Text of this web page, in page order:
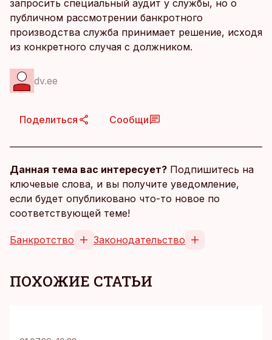
запросить специальный аудит у службы, но о
публичном рассмотрении банкротного
производства служба принимает решение, исходя
из конкретного случая с должником.
dv.ee
Поделиться Сообщи
Данная тема вас интересует? Подпишитесь на
ключевые слова, и вы получите уведомление,
если будет опубликовано что-то новое по
соответствующей теме!
Банкротство Законодательство
ПОХОЖИЕ СТАТЬИ